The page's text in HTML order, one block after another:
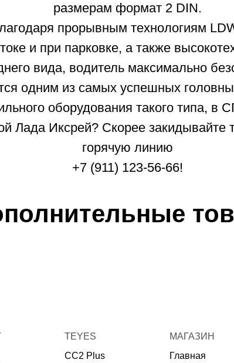
размерам формат 2 DIN.
прорывным технологиям
и при парковке, а также
вида, водитель максимально
одним из самых успешных
оборудования такого типа, в
Лада Иксрей? Скорее закидывайте
горячую линию
+7 (911) 123-56-66!
TEYES
CC2 Plus
МАГАЗИН
Главная